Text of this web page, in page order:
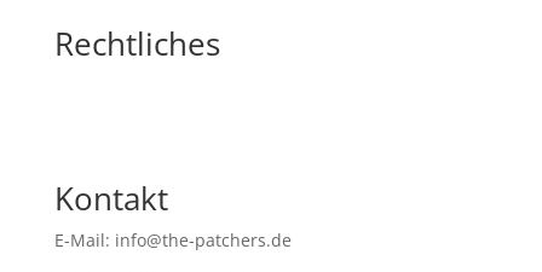
Rechtliches
Kontakt
E-Mail: info@the-patchers.de